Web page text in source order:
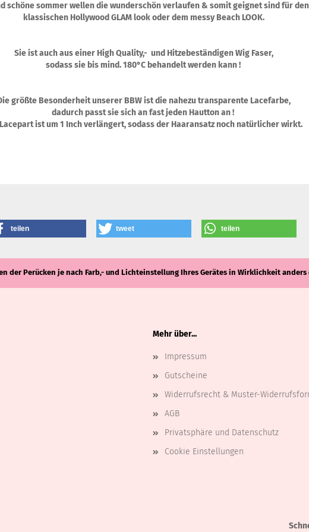
schöne sommer wellen die wunderschön verlaufen & somit geignet sind für den
klassischen Hollywood GLAM look oder dem messy Beach LOOK.
Sie ist auch aus einer High Quality,- und Hitzebeständigen Wig Faser,
sodass sie bis mind. 180°C behandelt werden kann !
größte Besonderheit unserer BBW ist die nahezu transparente Lacefarbe,
dadurch passt sie sich an fast jeden Hautton an !
ist um 1 Inch verlängert, sodass der Haaransatz noch natürlicher wirkt.
teilen tweet teilen
der Perücken je nach Farb,- und Lichteinstellung Ihres Gerätes in Wirklichkeit
Mehr über...
Impressum
Gutscheine
Widerrufsrecht & Muster-
AGB
Privatsphäre und Datenschutz
Cookie Einstellungen